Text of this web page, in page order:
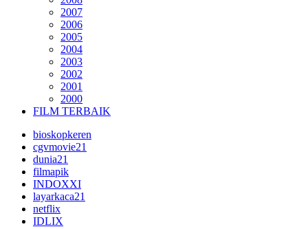
2007
2006
2005
2004
2003
2002
2001
2000
FILM TERBAIK
bioskopkeren
cgvmovie21
dunia21
filmapik
INDOXXI
layarkaca21
netflix
IDLIX